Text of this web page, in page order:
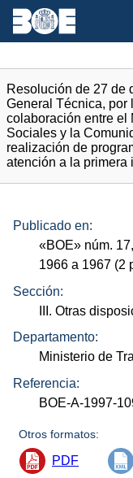
Resolución de 27 de
General Técnica,
colaboración entre el
Sociales y la
realización de
atención a la primera
Publicado en:
«BOE» núm.
1966 a 1967 (2
Sección:
III. Otras
Departamento:
Ministerio de
Referencia:
BOE-A-1997-
Otros formatos:
PDF